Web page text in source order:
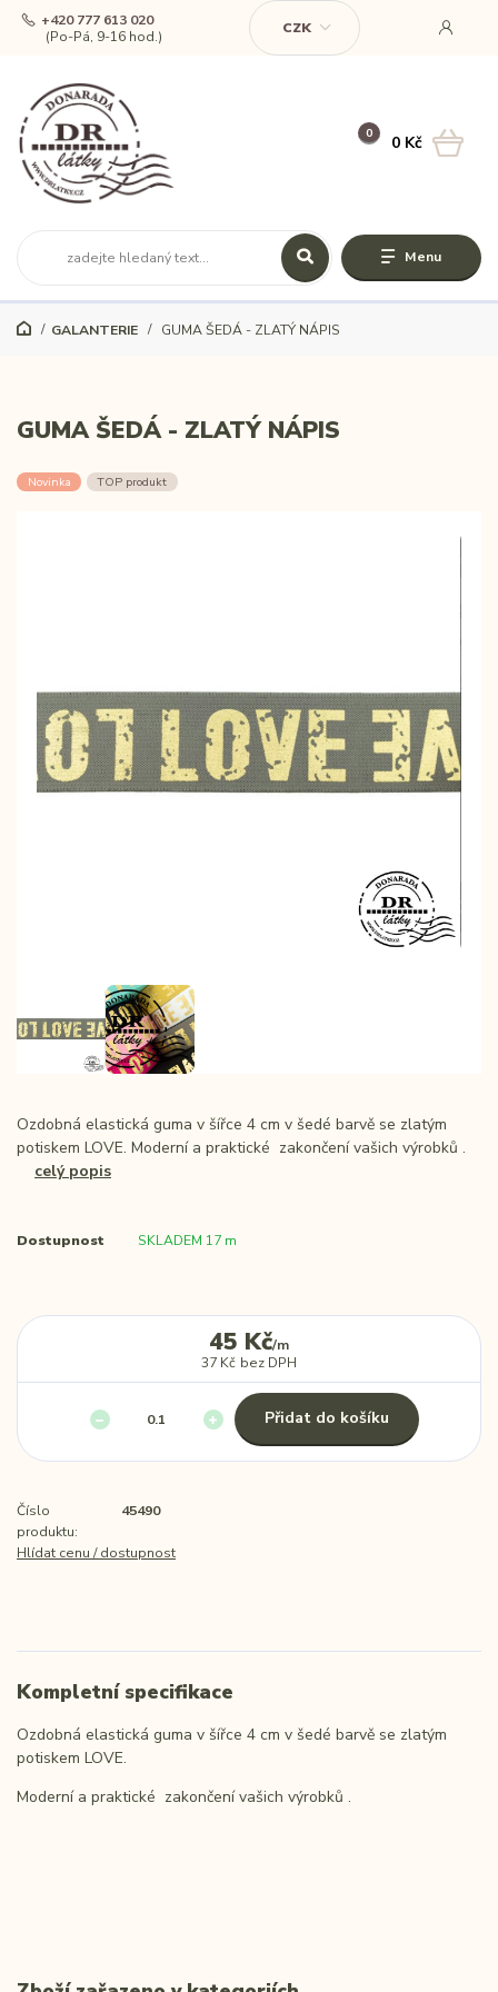
Menu
CZK
+420 777 613 020
(Po-Pá, 9-16 hod.)
0 0 Kč
GALANTERIE GUMA ŠEDÁ - ZLATÝ NÁPIS
GUMA ŠEDÁ - ZLATÝ NÁPIS
Novinka TOP produkt
Ozdobná elastická guma v šířce 4 cm v šedé barvě se zlatým
potiskem LOVE. Moderní a praktické zakončení vašich výrobků .
celý popis
Dostupnost SKLADEM 17 m
45 Kč/m
37 Kč bez DPH
Přidat do košíku
Číslo
produktu:
45490
Hlídat cenu / dostupnost
Kompletní specifikace
Ozdobná elastická guma v šířce 4 cm v šedé barvě se zlatým
potiskem LOVE.
Moderní a praktické zakončení vašich výrobků .